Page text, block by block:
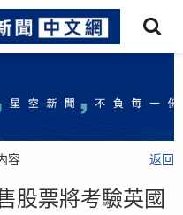
容 返回
股票將考驗英國